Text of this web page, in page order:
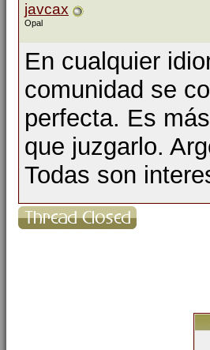
javcax
Opal
En cualquier
comunidad se
perfecta. Es
que juzgarlo.
Todas son